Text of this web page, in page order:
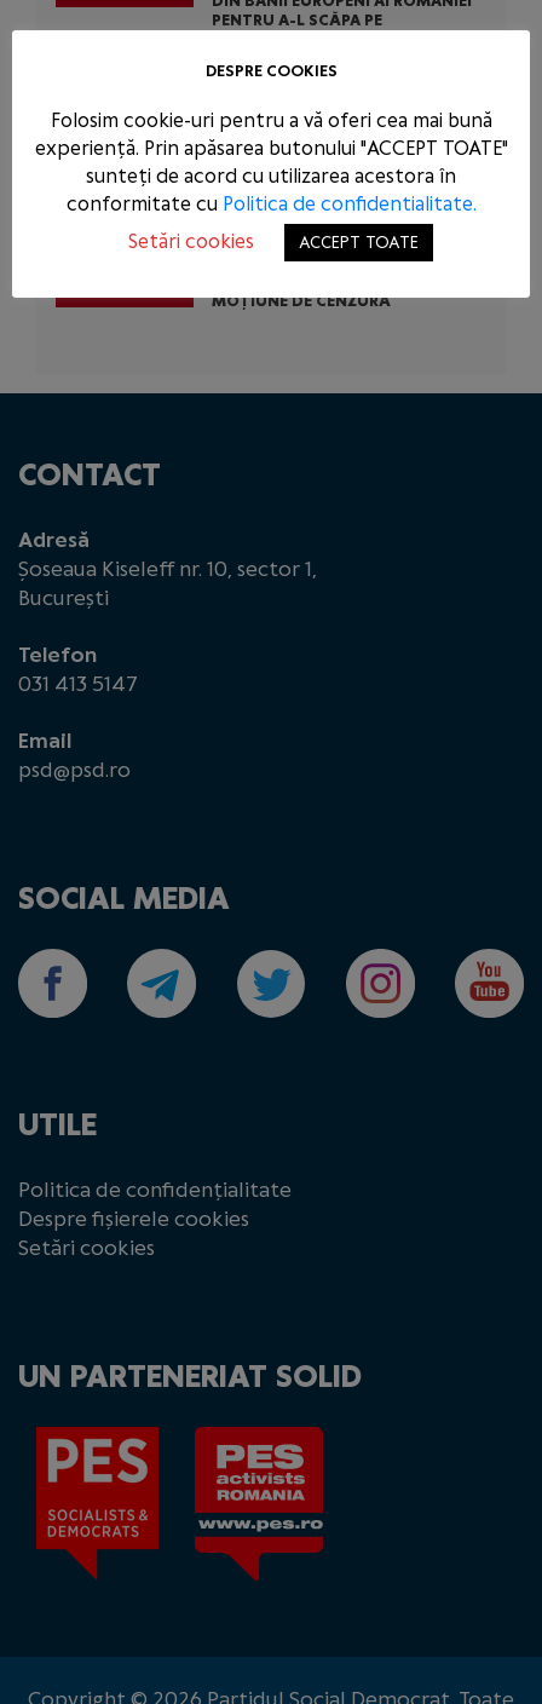
PENTRU A-L SCĂPA PE
AUTORITĂȚILOR STATULUI
ÎMPOTRIVA ABUZURILOR COMISE
DE USR ÎN TENTATIVA DE A-L SALVA
PE CONDAMNATUL DOMINIC FRITZ
PSD A REZOLVAT ASTĂZI ÎN
PARLAMENT CEEA CE NU A PUTUT
MOȚIUNE DE CENZURĂ
CONTACT
Adresă
Șoseaua Kiseleff nr. 10, sector 1,
București
Telefon
031 413 5147
Email
psd@psd.ro
SOCIAL MEDIA
UTILE
Politica de confidențialitate
Despre fișierele cookies
Setări cookies
UN PARTENERIAT SOLID
Copyright © 2026 Partidul Social Democrat. Toate
DESPRE COOKIES
Folosim cookie-uri pentru a vă oferi cea mai bună
experiență. Prin apăsarea butonului "ACCEPT TOATE"
sunteți de acord cu utilizarea acestora în
conformitate cu Politica de confidentialitate.
Setări cookies
ACCEPT TOATE